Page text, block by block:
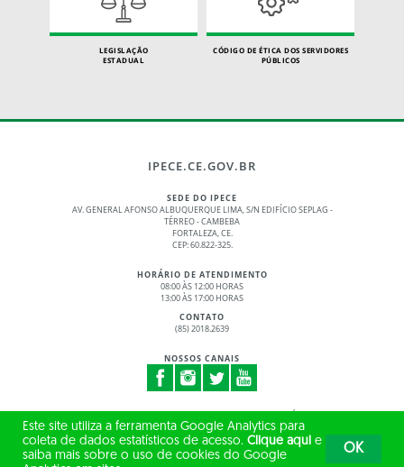
LEGISLAÇÃO
ESTADUAL
CÓDIGO DE ÉTICA DOS SERVIDORES
PÚBLICOS
IPECE.CE.GOV.BR
SEDE DO IPECE
AV. GENERAL AFONSO ALBUQUERQUE LIMA, S/N EDIFÍCIO SEPLAG -
TÉRREO - CAMBEBA
FORTALEZA, CE.
CEP: 60.822-325.
HORÁRIO DE ATENDIMENTO
08:00 ÀS 12:00 HORAS
13:00 ÀS 17:00 HORAS
CONTATO
(85) 2018.2639
NOSSOS CANAIS
© 2017 - 2026 – GOVERNO DO ESTADO DO CEARÁ
TODOS OS DIREITOS RESERVADOS
Este site utiliza a ferramenta Google Analytics para
coleta de dados estatísticos de acesso. Clique aqui e
saiba mais sobre o uso de cookies do Google
OK